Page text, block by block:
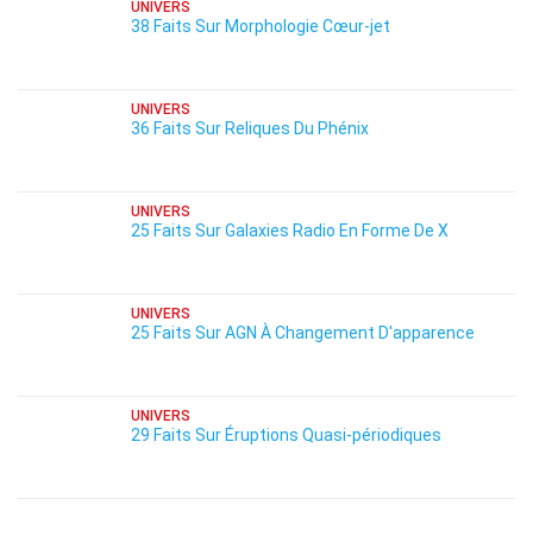
UNIVERS
38 Faits Sur Morphologie Cœur-jet
UNIVERS
36 Faits Sur Reliques Du Phénix
UNIVERS
25 Faits Sur Galaxies Radio En Forme De X
UNIVERS
25 Faits Sur AGN À Changement D'apparence
UNIVERS
29 Faits Sur Éruptions Quasi-périodiques